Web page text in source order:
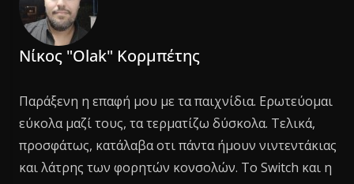
Νίκος "Olak" Κορμπέτης
Παράξενη η επαφή μου με τα παιχνίδια. Ερωτεύομαι
εύκολα μαζί τους, τα τερματίζω δύσκολα. Τελικά,
προσφάτως, κατάλαβα οτι πάντα ήμουν νιντεντάκιας
και λάτρης των φορητών κονσολών. Το Switch και η